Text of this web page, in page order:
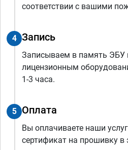
соответствии с вашими
4 Запись
Записываем в память
лицензионным
1-3 часа.
5 Оплата
Вы оплачиваете наши
сертификат на прошивку в